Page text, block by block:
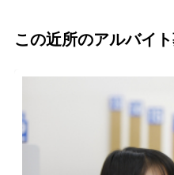
この近所のアルバイ